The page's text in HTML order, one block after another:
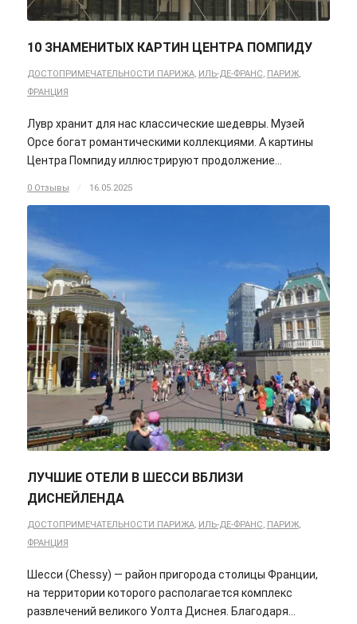
10 ЗНАМЕНИТЫХ КАРТИН ЦЕНТРА ПОМПИДУ
ДОСТОПРИМЕЧАТЕЛЬНОСТИ ПАРИЖА, ИЛЬ-ДЕ-ФРАНС, ПАРИЖ,
ФРАНЦИЯ
Лувр хранит для нас классические шедевры. Музей
Орсе богат романтическими коллекциями. А картины
Центра Помпиду иллюстрируют продолжение…
0 Отзывы / 16.05.2025
ЛУЧШИЕ ОТЕЛИ В ШЕССИ ВБЛИЗИ
ДИСНЕЙЛЕНДА
ДОСТОПРИМЕЧАТЕЛЬНОСТИ ПАРИЖА, ИЛЬ-ДЕ-ФРАНС ПАРИЖ,
ФРАНЦИЯ
Шесси (Chessy) — район пригорода столицы Франции,
на территории которого располагается комплекс
развлечений великого Уолта Диснея. Благодаря…